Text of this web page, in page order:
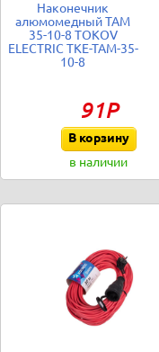
Наконечник
алюмомедный ТАМ
35-10-8 TOKOV
ELECTRIC TKE-TAM-35-
10-8
91Р
В корзину
в наличии